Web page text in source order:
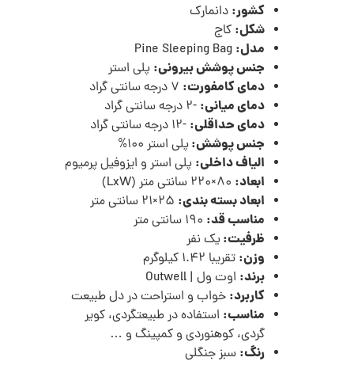
کشور: دانمارک
شکل: کاج
مدل:
جنس پوشش بیرونی: پلی استر
دمای کامفورت:
دمای میانی: -2 درجه سانتی گراد
دمای حداقلی: -12 درجه سانتی گراد
جنس پوشش:پلی استر 100%
الیاف داخلی: پلی استر و ایزوفیل پرمیوم
ابعاد:
ابعاد بسته بندی:
مناسب قد:
ظرفیت:یک نفر
وزن: تقریبا 1.42 کیلوگرم
برند: اوت ول | Outwell
کاربرد: خواب و استراحت در دل طبیعت
مناسب: استفاده در طبیعتگردی، کویر
گردی، کوهنوردی و کمپینگ و …
رنگ: سبز جنگلی